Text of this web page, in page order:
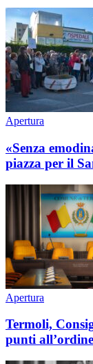
Apertura
«Senza
piazza per il
Apertura
Termoli,
punti